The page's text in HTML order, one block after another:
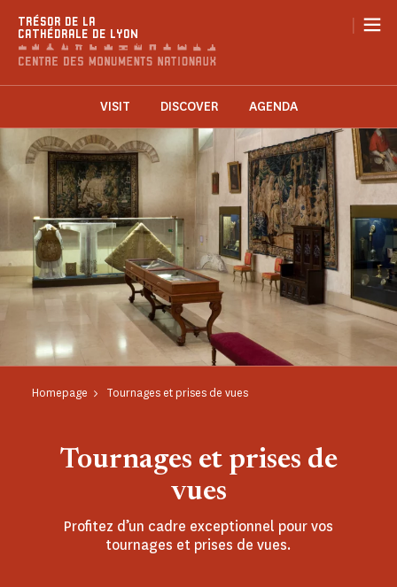
TRÉSOR DE LA
CATHÉDRALE DE LYON
|
VISIT DISCOVER AGENDA
Homepage Tournages et prises de vues
Tournages et prises de
vues
Profitez d’un cadre exceptionnel pour vos
tournages et prises de vues.